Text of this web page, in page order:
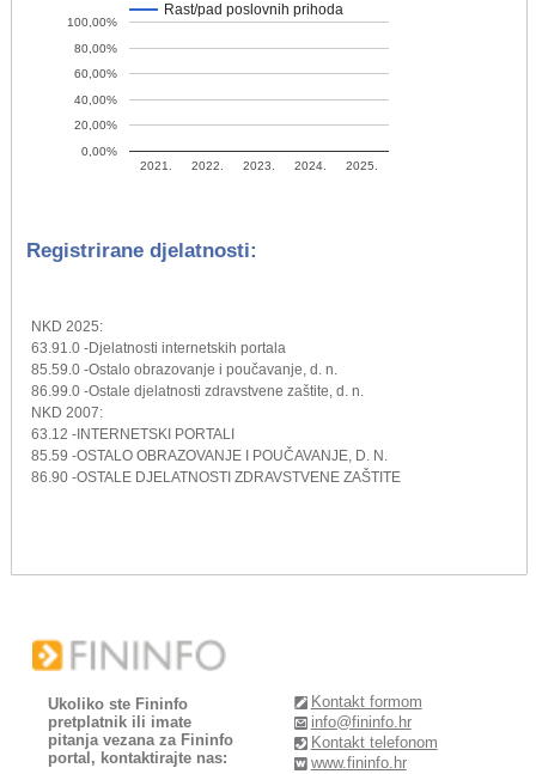
Rast/pad poslovnih prihoda
2021. 2022. 2023. 2024. 2025.
0,00%
20,00%
40,00%
60,00%
80,00%
100,00%
Registrirane djelatnosti:
NKD 2025:
63.91.0 -Djelatnosti internetskih portala
85.59.0 -Ostalo obrazovanje i poučavanje, d. n.
86.99.0 -Ostale djelatnosti zdravstvene zaštite, d. n.
NKD 2007:
63.12 -INTERNETSKI PORTALI
85.59 -OSTALO OBRAZOVANJE I POUČAVANJE, D. N.
86.90 -OSTALE DJELATNOSTI ZDRAVSTVENE ZAŠTITE
Ukoliko ste Fininfo
pretplatnik ili imate
pitanja vezana za Fininfo
portal, kontaktirajte nas:
Kontakt formom
info@fininfo.hr
Kontakt telefonom
www.fininfo.hr